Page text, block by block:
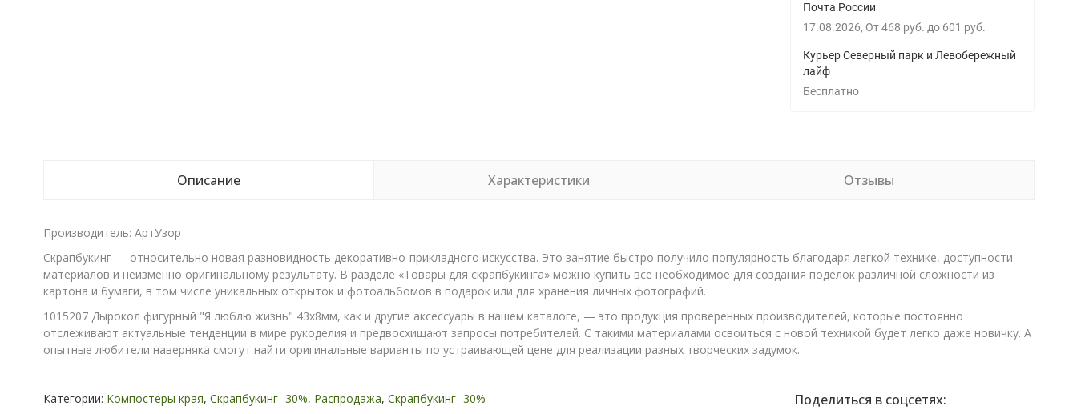
Почта России
17.08.2026 От 468 руб. до 601 руб.
Курьер Северный парк и Левобережный
лайф
Бесплатно
Описание Характеристики Отзывы
Производитель: АртУзор
Скрапбукинг — относительно новая разновидность декоративно-прикладного искусства. Это занятие быстро получило популярность благодаря легкой технике, доступности
материалов и неизменно оригинальному результату. В разделе «Товары для скрапбукинга» можно купить все необходимое для создания поделок различной сложности из
картона и бумаги, в том числе уникальных открыток и фотоальбомов в подарок или для хранения личных фотографий.
1015207 Дырокол фигурный "Я люблю жизнь" 43х8мм, как и другие аксессуары в нашем каталоге, — это продукция проверенных производителей, которые постоянно
отслеживают актуальные тенденции в мире рукоделия и предвосхищают запросы потребителей. С такими материалами освоиться с новой техникой будет легко даже новичку. А
опытные любители наверняка смогут найти оригинальные варианты по устраивающей цене для реализации разных творческих задумок.
Категории: Компостеры края, Скрапбукинг -30%, Распродажа, Скрапбукинг -30% Поделиться в соцсетях: